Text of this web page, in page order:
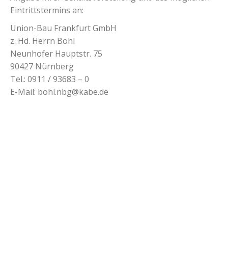
Eintrittstermins an:
Union-Bau Frankfurt GmbH
z. Hd. Herrn Bohl
Neunhofer Hauptstr. 75
90427 Nürnberg
Tel.: 0911 / 93683 – 0
E-Mail: bohl.nbg@kabe.de